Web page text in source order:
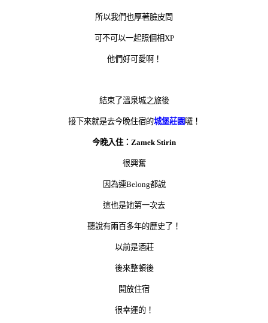
所以我們也厚著臉皮問
可不可以一起照個相XP
他們好可愛啊！
結束了溫泉城之旅後
接下來就是去今晚住宿的城堡莊園囉！
今晚入住：Zamek Stirin
很興奮
因為連Belong都說
這也是她第一次去
聽說有兩百多年的歷史了！
以前是酒莊
後來整頓後
開放住宿
很幸運的！